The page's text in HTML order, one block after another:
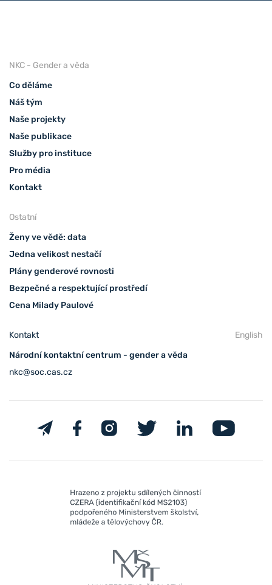
NKC - Gender a věda
Co děláme
Náš tým
Naše projekty
Naše publikace
Služby pro instituce
Pro média
Kontakt
Ostatní
Ženy ve vědě: data
Jedna velikost nestačí
Plány genderové rovnosti
Bezpečné a respektující prostředí
Cena Milady Paulové
Kontakt
English
Národní kontaktní centrum - gender a věda
nkc@soc.cas.cz